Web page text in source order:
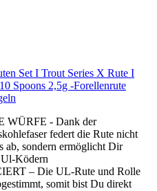
Set I Trout Series X Rute I
Spoons 2,5g -Forellenrute
WÜRFE - Dank der
federt die Rute nicht
ab, sondern ermöglicht Dir
Ködern
– Die UL-Rute und Rolle
somit bist Du direkt